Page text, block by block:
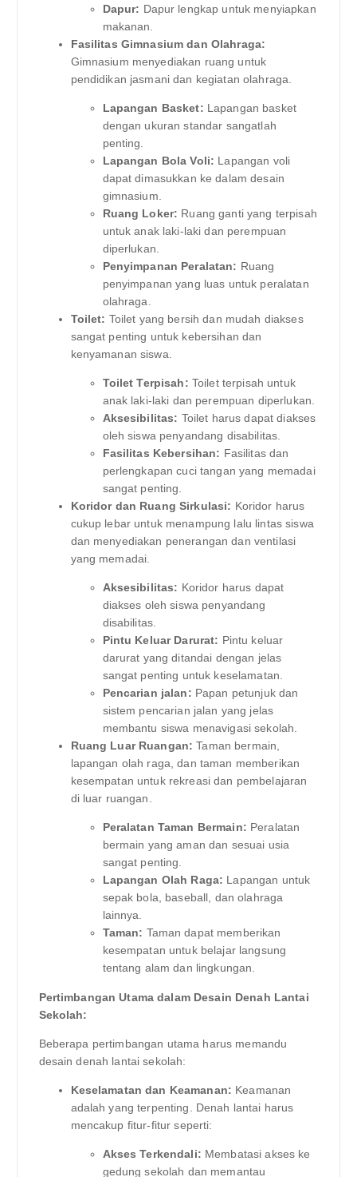
Dapur: Dapur lengkap untuk menyiapkan
makanan.
Fasilitas Gimnasium dan Olahraga:
Gimnasium menyediakan ruang untuk
pendidikan jasmani dan kegiatan olahraga.
Lapangan Basket: Lapangan basket
dengan ukuran standar sangatlah
penting.
Lapangan Bola Voli: Lapangan voli
dapat dimasukkan ke dalam desain
gimnasium.
Ruang Loker: Ruang ganti yang terpisah
untuk anak laki-laki dan perempuan
diperlukan.
Penyimpanan Peralatan: Ruang
penyimpanan yang luas untuk peralatan
olahraga.
Toilet: Toilet yang bersih dan mudah diakses
sangat penting untuk kebersihan dan
kenyamanan siswa.
Toilet Terpisah: Toilet terpisah untuk
anak laki-laki dan perempuan diperlukan.
Aksesibilitas: Toilet harus dapat diakses
oleh siswa penyandang disabilitas.
Fasilitas Kebersihan: Fasilitas dan
perlengkapan cuci tangan yang memadai
sangat penting.
Koridor dan Ruang Sirkulasi: Koridor harus
cukup lebar untuk menampung lalu lintas siswa
dan menyediakan penerangan dan ventilasi
yang memadai.
Aksesibilitas: Koridor harus dapat
diakses oleh siswa penyandang
disabilitas.
Pintu Keluar Darurat: Pintu keluar
darurat yang ditandai dengan jelas
sangat penting untuk keselamatan.
Pencarian jalan: Papan petunjuk dan
sistem pencarian jalan yang jelas
membantu siswa menavigasi sekolah.
Ruang Luar Ruangan: Taman bermain,
lapangan olah raga, dan taman memberikan
kesempatan untuk rekreasi dan pembelajaran
di luar ruangan.
Peralatan Taman Bermain: Peralatan
bermain yang aman dan sesuai usia
sangat penting.
Lapangan Olah Raga: Lapangan untuk
sepak bola, baseball, dan olahraga
lainnya.
Taman: Taman dapat memberikan
kesempatan untuk belajar langsung
tentang alam dan lingkungan.
Pertimbangan Utama dalam Desain Denah Lantai
Sekolah:
Beberapa pertimbangan utama harus memandu
desain denah lantai sekolah:
Keselamatan dan Keamanan: Keamanan
adalah yang terpenting. Denah lantai harus
mencakup fitur-fitur seperti:
Akses Terkendali: Membatasi akses ke
gedung sekolah dan memantau